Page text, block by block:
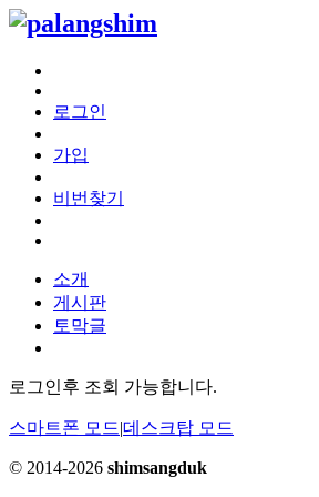
로그인
가입
비번찾기
소개
게시판
토막글
로그인후 조회 가능합니다.
스마트폰 모드|데스크탑 모드
© 2014-2026 shimsangduk